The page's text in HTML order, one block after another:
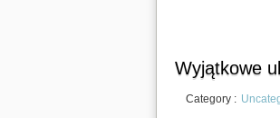
Wyjątkowe
Category :